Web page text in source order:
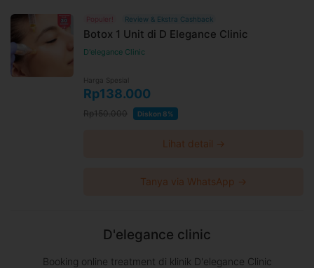
Populer! Review & Ekstra Cashback
Botox 1 Unit di D Elegance Clinic
D'elegance Clinic
Harga Spesial
Rp138.000
Rp150.000 Diskon 8%
Lihat detail →
Tanya via WhatsApp →
D'elegance clinic
Booking online treatment di klinik D'elegance Clinic